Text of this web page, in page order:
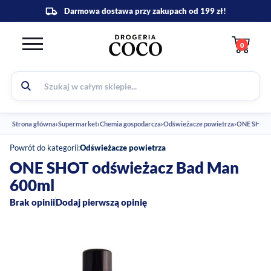
0
Strona główna›Supermarket›Chemia gospodarcza›Odświeżacze powietrza›ONE
Powrót do kategorii:Odświeżacze powietrza
ONE SHOT odświeżacz Bad Man
600ml
Brak opiniiDodaj pierwszą opinię